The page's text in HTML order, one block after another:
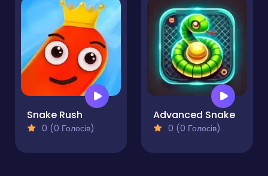
Snake Rush
0 (0 Голосів)
Advanced Snake
0 (0 Голосів)